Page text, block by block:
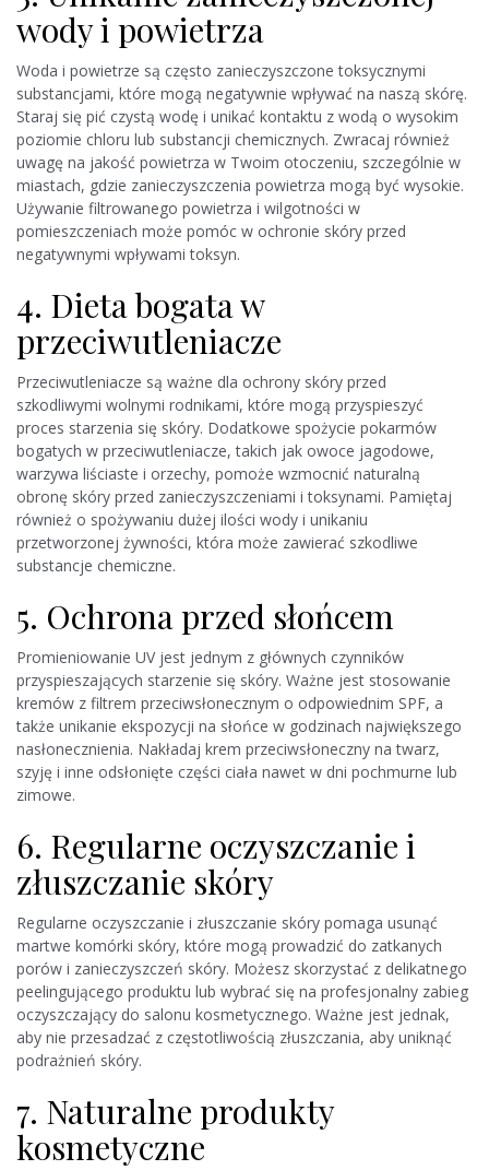
wody i powietrza
Woda i powietrze są często zanieczyszczone toksycznymi
substancjami, które mogą negatywnie wpływać na naszą skórę.
Staraj się pić czystą wodę i unikać kontaktu z wodą o wysokim
poziomie chloru lub substancji chemicznych. Zwracaj również
uwagę na jakość powietrza w Twoim otoczeniu, szczególnie w
miastach, gdzie zanieczyszczenia powietrza mogą być wysokie.
Używanie filtrowanego powietrza i wilgotności w
pomieszczeniach może pomóc w ochronie skóry przed
negatywnymi wpływami toksyn.
4. Dieta bogata w
przeciwutleniacze
Przeciwutleniacze są ważne dla ochrony skóry przed
szkodliwymi wolnymi rodnikami, które mogą przyspieszyć
proces starzenia się skóry. Dodatkowe spożycie pokarmów
bogatych w przeciwutleniacze, takich jak owoce jagodowe,
warzywa liściaste i orzechy, pomoże wzmocnić naturalną
obronę skóry przed zanieczyszczeniami i toksynami. Pamiętaj
również o spożywaniu dużej ilości wody i unikaniu
przetworzonej żywności, która może zawierać szkodliwe
substancje chemiczne.
5. Ochrona przed słońcem
Promieniowanie UV jest jednym z głównych czynników
przyspieszających starzenie się skóry. Ważne jest stosowanie
kremów z filtrem przeciwsłonecznym o odpowiednim SPF, a
także unikanie ekspozycji na słońce w godzinach największego
nasłonecznienia. Nakładaj krem przeciwsłoneczny na twarz,
szyję i inne odsłonięte części ciała nawet w dni pochmurne lub
zimowe.
6. Regularne oczyszczanie i
złuszczanie skóry
Regularne oczyszczanie i złuszczanie skóry pomaga usunąć
martwe komórki skóry, które mogą prowadzić do zatkanych
porów i zanieczyszczeń skóry. Możesz skorzystać z delikatnego
peelingującego produktu lub wybrać się na profesjonalny zabieg
oczyszczający do salonu kosmetycznego. Ważne jest jednak,
aby nie przesadzać z częstotliwością złuszczania, aby uniknąć
podrażnień skóry.
7. Naturalne produkty
kosmetyczne